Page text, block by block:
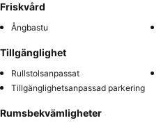
Friskvård
Ångbastu
Tillgänglighet
Rullstolsanpassat
Tillgänglighetsanpassad parkering
Rumsbekvämligheter